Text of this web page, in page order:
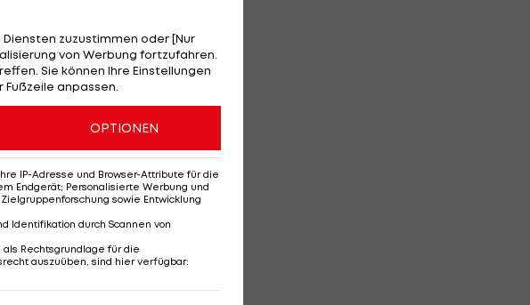
Kärtner kann
Titel. Gold holt
knapp am
Silber. Kofler (6.),
zuzustimmen oder [Nur
von Werbung fortzufahren.
Sie können Ihre Einstellungen
anpassen.
OPTIONEN
IP-Adresse und Browser-Attribute für die
Endgerät; Personalisierte Werbung und
sowie Entwicklung
Identifikation durch Scannen von
Rechtsgrundlage für die
auszuüben, sind hier verfügbar: